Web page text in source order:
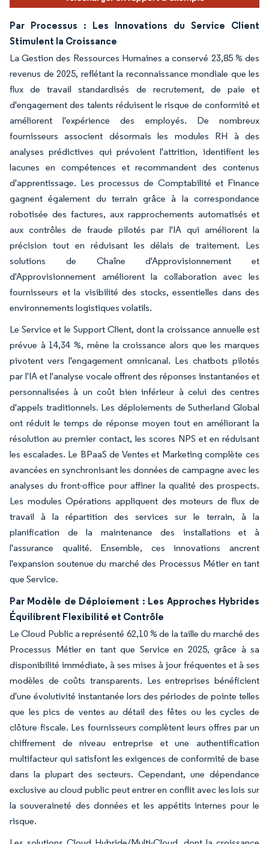
Par Processus : Les Innovations du Service Client
Stimulent la Croissance
La Gestion des Ressources Humaines a conservé 23,85 % des
revenus de 2025, reflétant la reconnaissance mondiale que les
flux de travail standardisés de recrutement, de paie et
d'engagement des talents réduisent le risque de conformité et
améliorent l'expérience des employés. De nombreux
fournisseurs associent désormais les modules RH à des
analyses prédictives qui prévoient l'attrition, identifient les
lacunes en compétences et recommandent des contenus
d'apprentissage. Les processus de Comptabilité et Finance
gagnent également du terrain grâce à la correspondance
robotisée des factures, aux rapprochements automatisés et
aux contrôles de fraude pilotés par l'IA qui améliorent la
précision tout en réduisant les délais de traitement. Les
solutions de Chaîne d'Approvisionnement et
d'Approvisionnement améliorent la collaboration avec les
fournisseurs et la visibilité des stocks, essentielles dans des
environnements logistiques volatils.
Le Service et le Support Client, dont la croissance annuelle est
prévue à 14,34 %, mène la croissance alors que les marques
pivotent vers l'engagement omnicanal. Les chatbots pilotés
par l'IA et l'analyse vocale offrent des réponses instantanées et
personnalisées à un coût bien inférieur à celui des centres
d'appels traditionnels. Les déploiements de Sutherland Global
ont réduit le temps de réponse moyen tout en améliorant la
résolution au premier contact, les scores NPS et en réduisant
les escalades. Le BPaaS de Ventes et Marketing complète ces
avancées en synchronisant les données de campagne avec les
analyses du front-office pour affiner la qualité des prospects.
Les modules Opérations appliquent des moteurs de flux de
travail à la répartition des services sur le terrain, à la
planification de la maintenance des installations et à
l'assurance qualité. Ensemble, ces innovations ancrent
l'expansion soutenue du marché des Processus Métier en tant
que Service.
Par Modèle de Déploiement : Les Approches Hybrides
Équilibrent Flexibilité et Contrôle
Le Cloud Public a représenté 62,10 % de la taille du marché des
Processus Métier en tant que Service en 2025, grâce à sa
disponibilité immédiate, à ses mises à jour fréquentes et à ses
modèles de coûts transparents. Les entreprises bénéficient
d'une évolutivité instantanée lors des périodes de pointe telles
que les pics de ventes au détail des fêtes ou les cycles de
clôture fiscale. Les fournisseurs complètent leurs offres par un
chiffrement de niveau entreprise et une authentification
multifacteur qui satisfont les exigences de conformité de base
dans la plupart des secteurs. Cependant, une dépendance
exclusive au cloud public peut entrer en conflit avec les lois sur
la souveraineté des données et les appétits internes pour le
risque.